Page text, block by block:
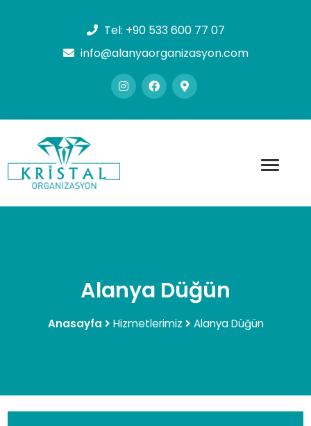
Tel: +90 533 600 77 07
info@alanyaorganizasyon.com
Alanya Düğün
Anasayfa Hizmetlerimiz Alanya Düğün